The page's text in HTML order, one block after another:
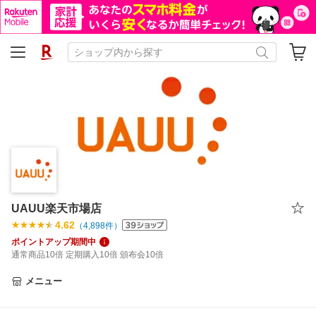
UAUU楽天市場店
4.62 （4,898件）
ポイントアップ期間中
通常商品10倍 定期購入10倍 頒布会10倍
メニュー